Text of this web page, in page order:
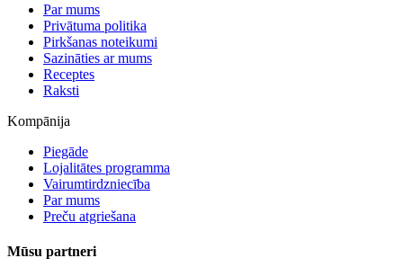
Par mums
Privātuma politika
Pirkšanas noteikumi
Sazināties ar mums
Receptes
Raksti
Kompānija
Piegāde
Lojalitātes programma
Vairumtirdzniecība
Par mums
Preču atgriešana
Mūsu partneri